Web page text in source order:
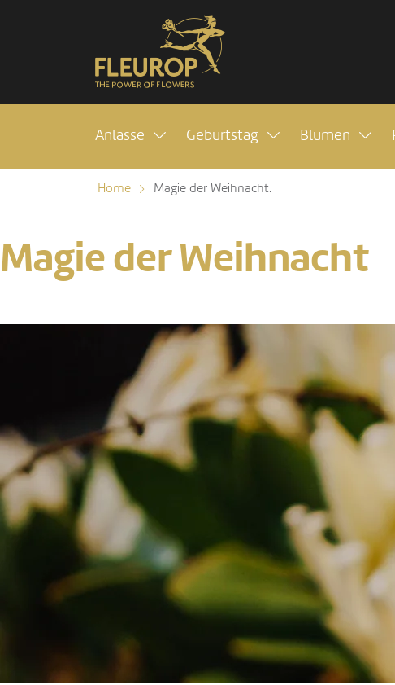
Anlässe Geburtstag Blumen
Home Magie der Weihnacht.
Magie der Weihnacht